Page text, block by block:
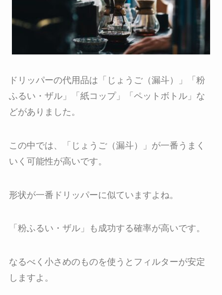
ドリッパーの代用品は「じょうご（漏斗）」「粉
ふるい・ザル」「紙コップ」「ペットボトル」な
どがありました。
この中では、「じょうご（漏斗）」が一番うまく
いく可能性が高いです。
形状が一番ドリッパーに似ていますよね。
「粉ふるい・ザル」も成功する確率が高いです。
なるべく小さめのものを使うとフィルターが安定
しますよ。